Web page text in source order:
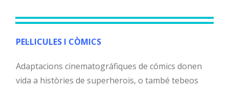
PEL·LICULES I CÒMICS
Adaptacions cinematográfiques de cómics donen
vida a històries de superherois, o també tebeos